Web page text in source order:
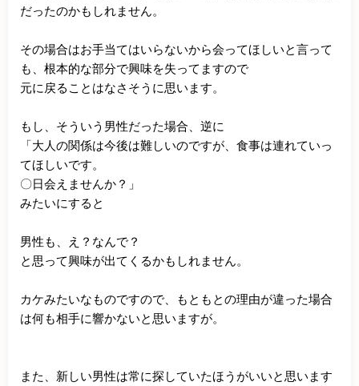
だったのかもしれません。
その場合はお手当てはいらないから会ってほしいと言って
も、根本的な部分で興味を失ってますので
元に戻ることはなさそうに思います。
もし、そういう男性だった場合、逆に
「大人の関係は今後は難しいのですが、食事は連れていっ
てほしいです。
〇日会えませんか？」
みたいにすると
男性も、え？なんで？
と思って興味が出てくるかもしれません。
カケみたいなものですので、もともとの理由が違った場合
は何も相手に響かないと思いますが。
また、新しい男性は常に探していたほうがいいと思います